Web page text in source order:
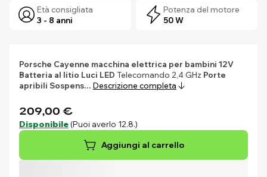
Età consigliata
3 - 8 anni
Potenza del motore
50 W
Porsche Cayenne macchina elettrica per bambini 12V
Batteria al litio Luci LED Telecomando 2,4 GHz Porte
apribili Sospens… Descrizione completa
209,00 €
Disponibile (Puoi averlo 12.8.)
Aggiungi al carrello